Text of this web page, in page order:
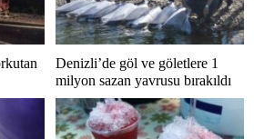
Denizli’de göl ve göletlere 1
milyon sazan yavrusu bırakıldı